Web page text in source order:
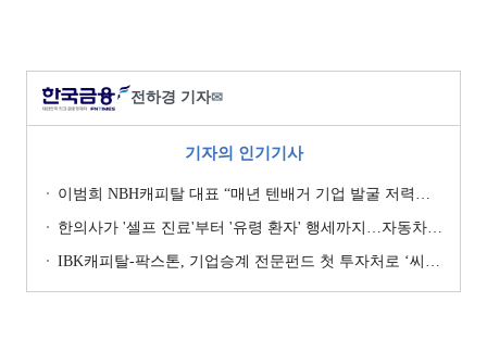
전하경 기자✉
기자의 인기기사
이범희 NBH캐피탈 대표 “매년 텐배거 기업 발굴 저력…올해 ROE 20% 목표”
한의사가 '셀프 진료'부터 '유령 환자' 행세까지…자동차보험 악용 심각 [경상환자 8주룰 도입 초읽기]
IBK캐피탈-팍스톤, 기업승계 전문펀드 첫 투자처로 ‘씨엠디기술단’ 낙점 [캐피탈사 돋보기]